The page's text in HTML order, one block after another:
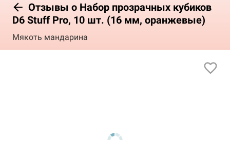
Отзывы о Набор прозрачных кубиков
D6 Stuff Pro, 10 шт. (16 мм, оранжевые)
Мякоть мандарина